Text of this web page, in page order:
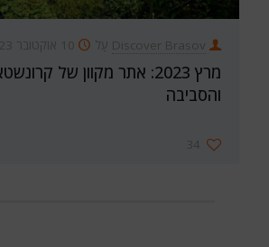
Discover Brasov עַל 10 אוקטובר 2023
מרץ 2023: אתר מקוון של
והסביבה
34